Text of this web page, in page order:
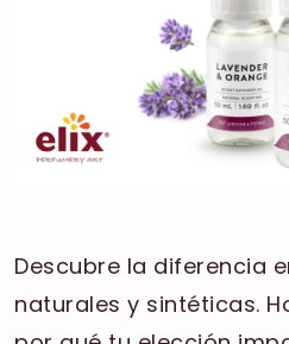
Descubre la diferencia
naturales y sintéticas.